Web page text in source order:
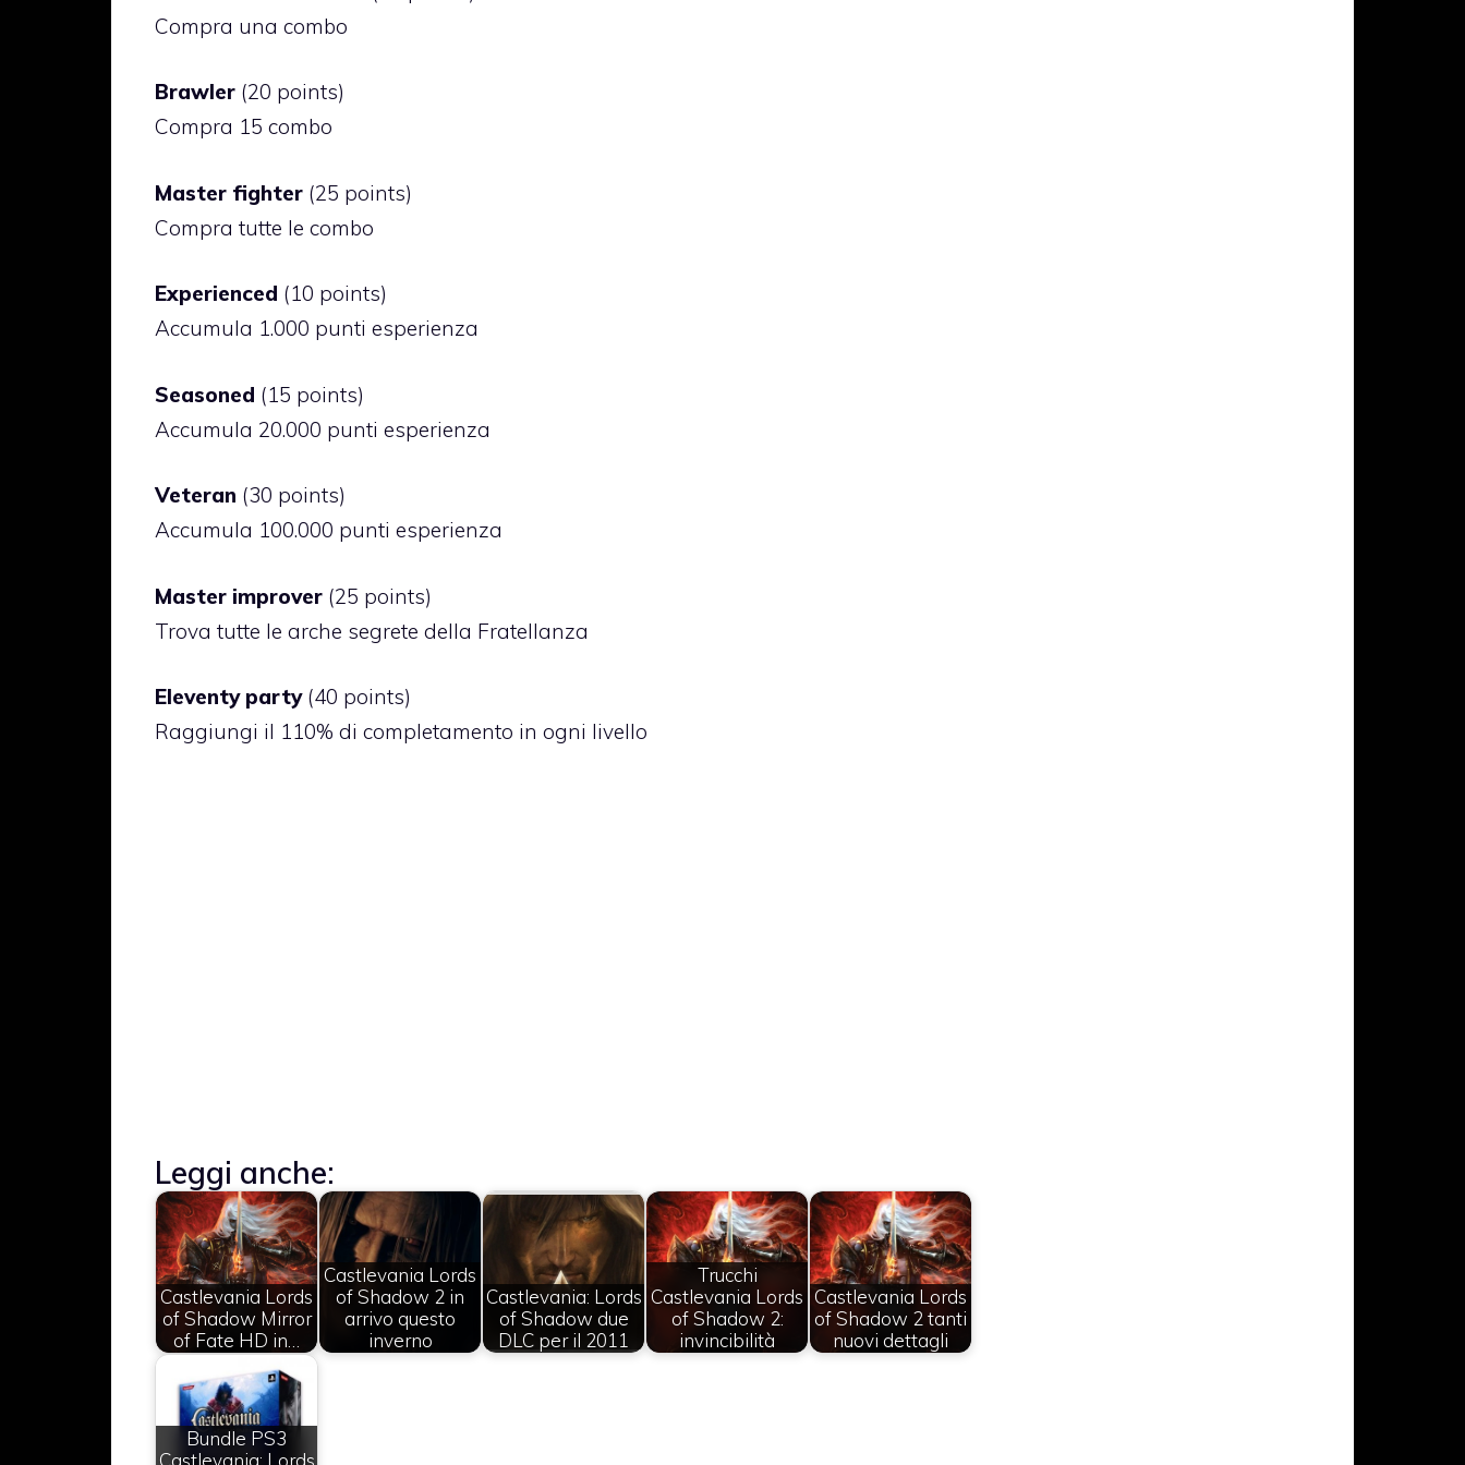
Compra una combo
Brawler (20 points)
Compra 15 combo
Master fighter (25 points)
Compra tutte le combo
Experienced (10 points)
Accumula 1.000 punti esperienza
Seasoned (15 points)
Accumula 20.000 punti esperienza
Veteran (30 points)
Accumula 100.000 punti esperienza
Master improver (25 points)
Trova tutte le arche segrete della Fratellanza
Eleventy party(40 points)
Raggiungi il 110% di completamento in ogni livello
Leggi anche:
Castlevania Lords
of Shadow Mirror
of Fate HD in…
Castlevania Lords
of Shadow 2 in
arrivo questo
inverno
Castlevania: Lords
of Shadow due
DLC per il 2011
Trucchi
Castlevania Lords
of Shadow 2:
invincibilità
Castlevania Lords
of Shadow 2 tanti
nuovi dettagli
Bundle PS3
Castlevania: Lords